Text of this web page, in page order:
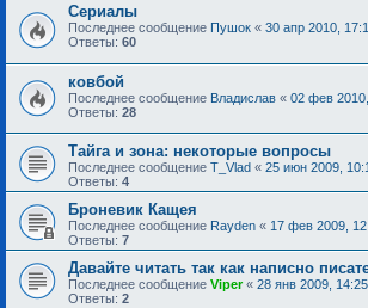
Сериалы
Последнее сообщение Пушок « 30 апр 2010,
Ответы: 60
ковбой
Последнее сообщение Владислав « 02 фев
Ответы: 28
Тайга и зона: некоторые вопросы
Последнее сообщение T_Vlad « 25 июн 2009,
Ответы: 4
Броневик Кащея
Последнее сообщение Rayden « 17 фев 2009,
Ответы: 7
Давайте читать так как написно
Последнее сообщение Viper« 28 янв 2009, 14:25
Ответы: 2